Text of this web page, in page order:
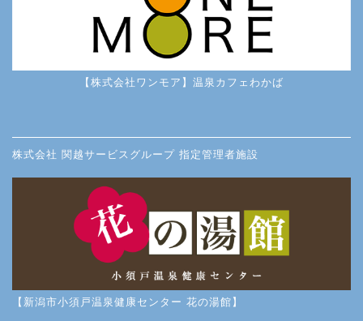
【株式会社ワンモア】温泉カフェわかば
株式会社 関越サービスグループ 指定管理者施設
【新潟市小須戸温泉健康センター 花の湯館】